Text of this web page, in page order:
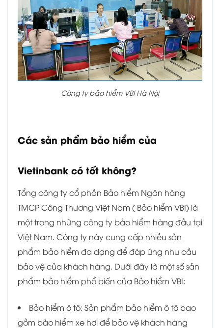
Công ty bảo hiểm VBI Hà Nội
Các sản phẩm bảo hiểm của
Vietinbank có tốt không?
Tổng công ty cổ phần Bảo hiểm Ngân hàng
TMCP Công Thương Việt Nam ( Bảo hiểm VBI) là
một trong những công ty bảo hiểm hàng đầu tại
Việt Nam. Công ty này cung cấp nhiều sản
phẩm bảo hiểm đa dạng để đáp ứng nhu cầu
bảo vệ của khách hàng. Dưới đây là một số sản
phẩm bảo hiểm phổ biến của Bảo hiểm VBI:
Bảo hiểm ô tô: Sản phẩm bảo hiểm ô tô bao
gồm bảo hiểm xe hơi để bảo vệ khách hàng